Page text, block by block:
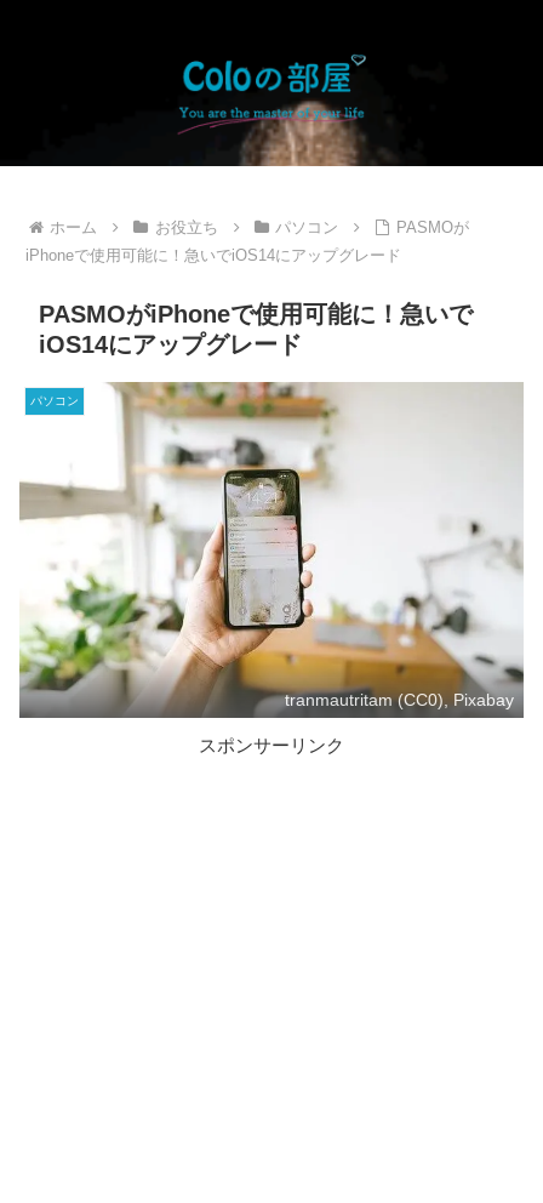
ホーム お役立ち パソコン
PASMOが
iPhoneで使用可能に！急いでiOS14にアップグレード
PASMOがiPhoneで使用可能に！急いで
iOS14にアップグレード
パソコン
tranmautritam (CC0), Pixabay
スポンサーリンク